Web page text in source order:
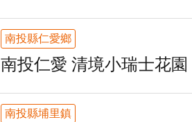
南投縣仁愛鄉
南投仁愛 清境小瑞士花園
南投縣埔里鎮